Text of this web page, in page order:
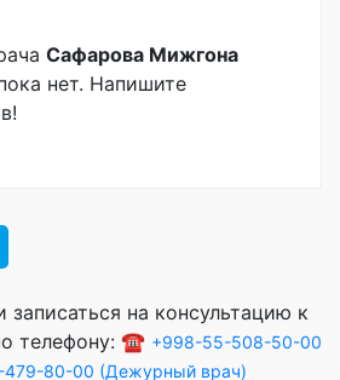
Сафарова Мижгона
нет. Напишите
записаться на консультацию к
телефону: ☎️ +998-55-508-50-00
80-00 (Дежурный врач)